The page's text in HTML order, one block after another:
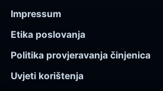
Impressum
Etika poslovanja
Politika provjeravanja činjenica
Uvjeti korištenja